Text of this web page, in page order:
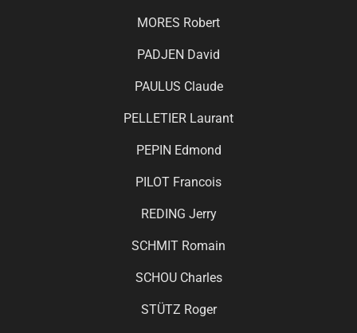
MORES Robert
PADJEN David
PAULUS Claude
PELLETIER Laurant
PEPIN Edmond
PILOT Francois
REDING Jerry
SCHMIT Romain
SCHOU Charles
STÜTZ Roger